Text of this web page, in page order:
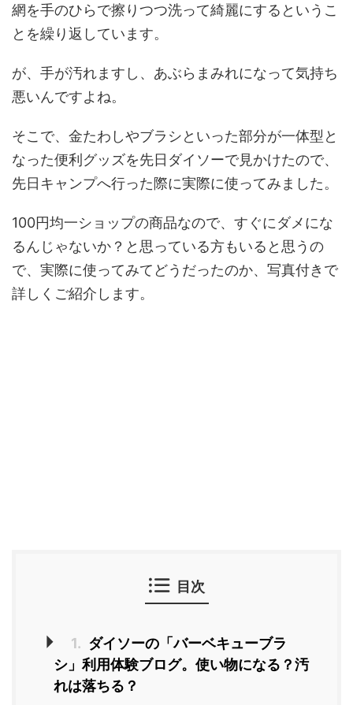
網を手のひらで擦りつつ洗って綺麗にするというこ
とを繰り返しています。
が、手が汚れますし、あぶらまみれになって気持ち
悪いんですよね。
そこで、金たわしやブラシといった部分が一体型と
なった便利グッズを先日ダイソーで見かけたので、
先日キャンプへ行った際に実際に使ってみました。
100円均一ショップの商品なので、すぐにダメにな
るんじゃないか？と思っている方もいると思うの
で、実際に使ってみてどうだったのか、写真付きで
詳しくご紹介します。
目次
1. ダイソーの「バーベキューブラ
シ」利用体験ブログ。使い物になる？汚
れは落ちる？